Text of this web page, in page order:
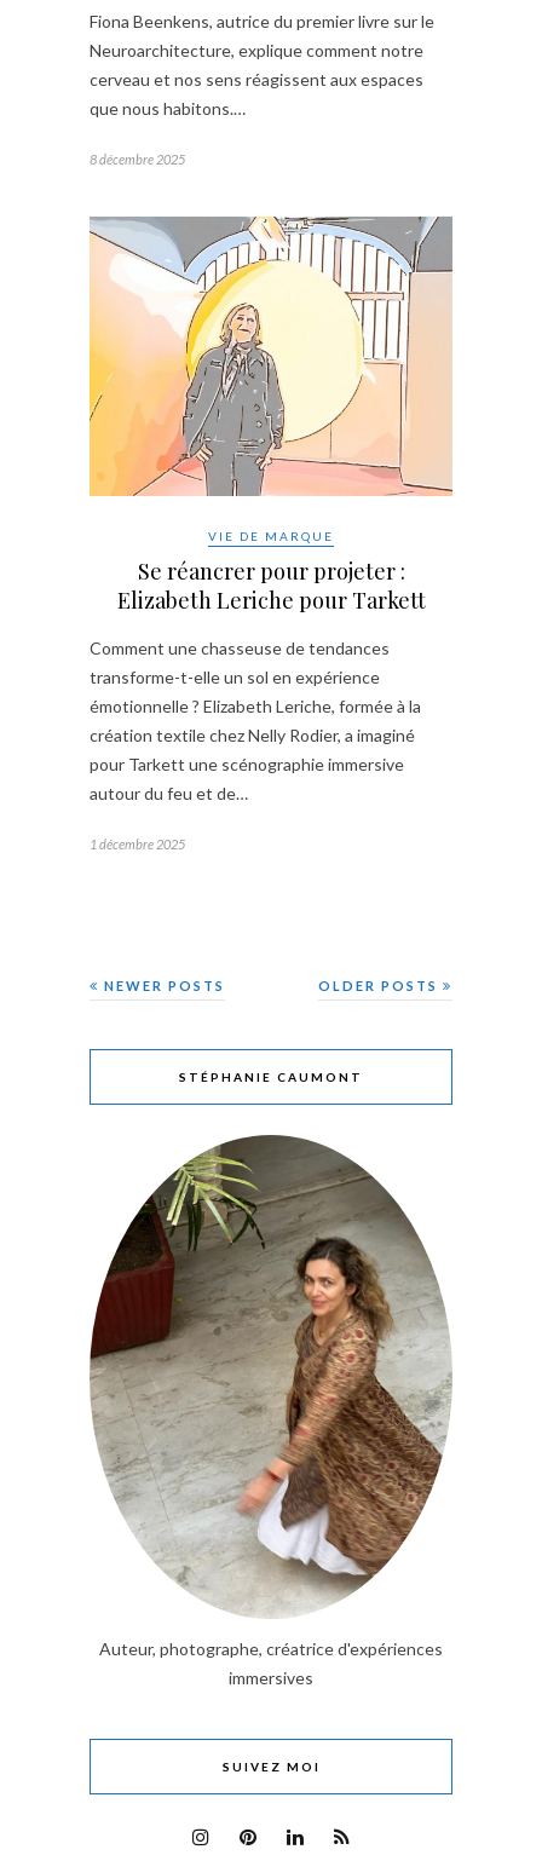
Fiona Beenkens, autrice du premier livre sur le
Neuroarchitecture, explique comment notre
cerveau et nos sens réagissent aux espaces
que nous habitons.…
8 décembre 2025
VIE DE MARQUE
Se réancrer pour projeter :
Elizabeth Leriche pour Tarkett
Comment une chasseuse de tendances
transforme-t-elle un sol en expérience
émotionnelle ? Elizabeth Leriche, formée à la
création textile chez Nelly Rodier, a imaginé
pour Tarkett une scénographie immersive
autour du feu et de…
1 décembre 2025
OLDER POSTS
NEWER POSTS
STÉPHANIE CAUMONT
Auteur, photographe, créatrice d'expériences
immersives
SUIVEZ MOI